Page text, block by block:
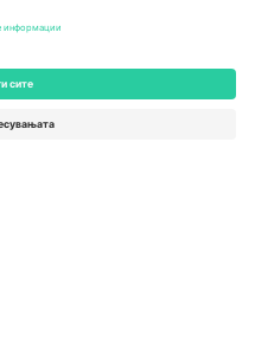
United Arab Emirates
UAE Dubai Silicon Oasis, DDP
Building A1, Office 302, Dubai,